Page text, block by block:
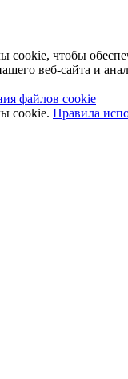
cookie, чтобы
веб-сайта и
файлов cookie
cookie. Правила